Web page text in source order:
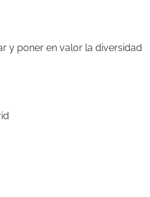
y poner en valor la diversidad